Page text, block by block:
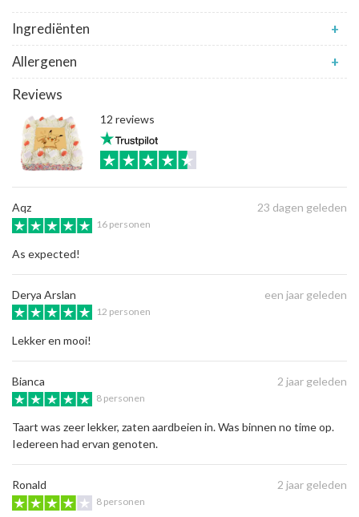
Ingrediënten
+
Allergenen
+
Reviews
12 reviews
Aqz 23 dagen geleden
16 personen
As expected!
Derya Arslan een jaar geleden
12 personen
Lekker en mooi!
Bianca 2 jaar geleden
8 personen
Taart was zeer lekker, zaten aardbeien in. Was binnen no time op.
Iedereen had ervan genoten.
Ronald 2 jaar geleden
8 personen